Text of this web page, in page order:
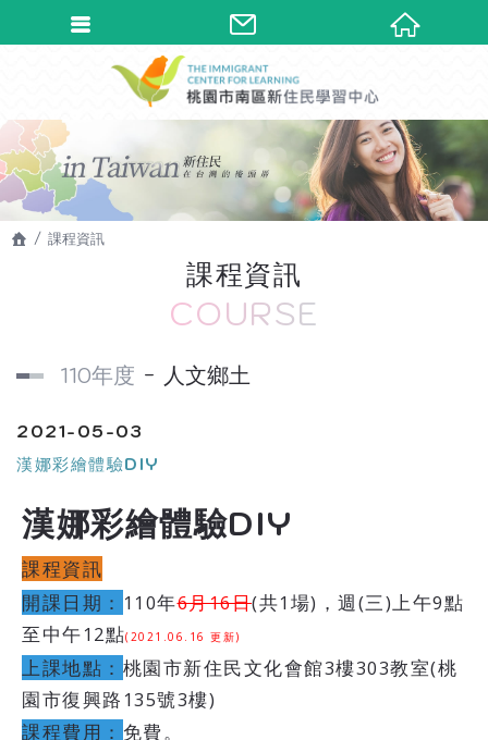
課程資訊
課程資訊
COURSE
110年度 人文鄉土
2021-05-03
漢娜彩繪體驗DIY
漢娜彩繪體驗DIY
課程資訊
開課日期： 110年6月16日(共1場)，週(三)上午9點
至中午12點(2021.06.16 更新)
上課地點： 桃園市新住民文化會館3樓303教室(桃
園市復興路135號3樓)
課程費用： 免費。